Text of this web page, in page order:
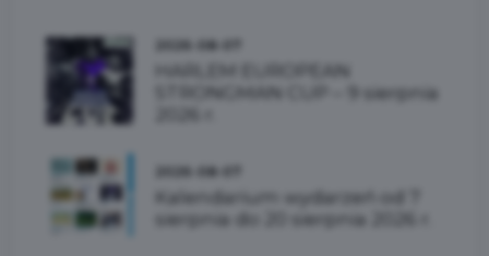
HARLEM EUROPEAN
STRONGMAN CUP – 9 sierpnia
Kalendarium wydarzeń od 7
sierpnia do 20 sierpnia 2026 r.